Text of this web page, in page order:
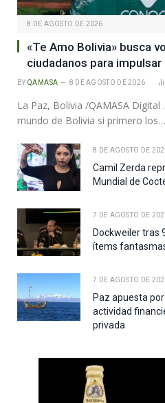
8 DE AGOSTO DE 2026
«Te Amo Bolivia» busca
ciudadanos para
BY QAMASA 8 DE AGOSTO DE 2026
La Paz, Bolivia /QAMASA
mundo de Bolivia si primero los…
8 DE AGOSTO DE
Camil Zerda
Mundial de
7 DE AGOSTO DE
Dockweiler tras
ítems
7 DE AGOSTO DE
Paz apuesta
actividad
privada